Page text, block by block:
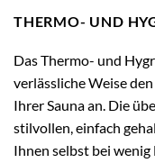
THERMO- UND
Das Thermo- und
verlässliche Weise
Ihrer Sauna an. Die
stilvollen, einfach
Ihnen selbst bei